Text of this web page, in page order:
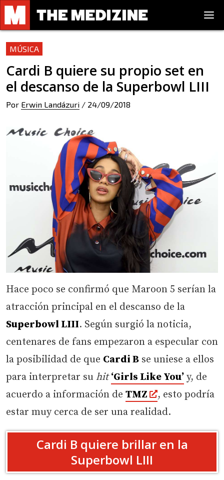
MÚSICA
Cardi B quiere su propio set en
el descanso de la Superbowl LIII
Por Erwin Landázuri / 24/09/2018
Hace poco se confirmó que Maroon 5 serían la
atracción principal en el descanso de la
Superbowl LIII. Según surgió la noticia,
centenares de fans empezaron a especular con
la posibilidad de que Cardi B se uniese a ellos
para interpretar su hit ‘Girls Like You’ y, de
acuerdo a información de TMZ
, esto podría
estar muy cerca de ser una realidad.
Cardi B quiere brillar en la
Superbowl LIII